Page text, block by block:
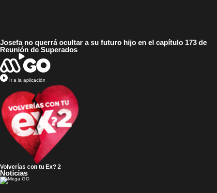
Josefa no querrá ocultar a su futuro hijo en el capítulo 173 de
Reunión de Superados
Ir a la aplicación
Volverías con tu Ex? 2
Noticias